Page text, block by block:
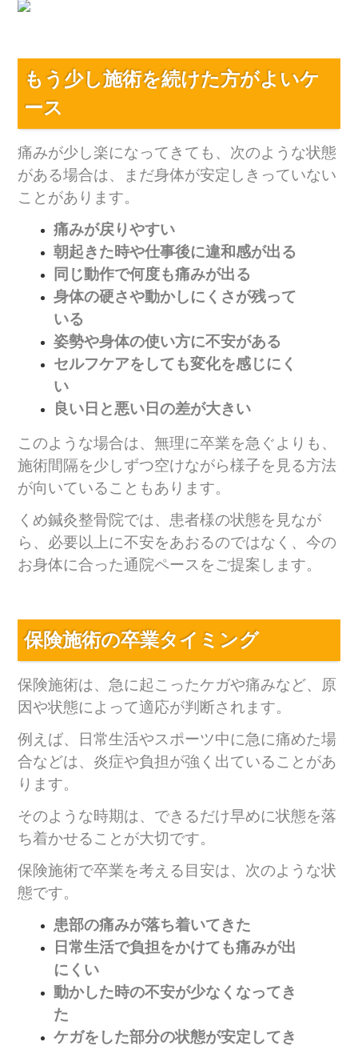
もう少し施術を続けた方がよいケ
ース
痛みが少し楽になってきても、次のような状態
がある場合は、まだ身体が安定しきっていない
ことがあります。
痛みが戻りやすい
朝起きた時や仕事後に違和感が出る
同じ動作で何度も痛みが出る
身体の硬さや動かしにくさが残って
いる
姿勢や身体の使い方に不安がある
セルフケアをしても変化を感じにく
い
良い日と悪い日の差が大きい
このような場合は、無理に卒業を急ぐよりも、
施術間隔を少しずつ空けながら様子を見る方法
が向いていることもあります。
くめ鍼灸整骨院では、患者様の状態を見なが
ら、必要以上に不安をあおるのではなく、今の
お身体に合った通院ペースをご提案します。
保険施術の卒業タイミング
保険施術は、急に起こったケガや痛みなど、原
因や状態によって適応が判断されます。
例えば、日常生活やスポーツ中に急に痛めた場
合などは、炎症や負担が強く出ていることがあ
ります。
そのような時期は、できるだけ早めに状態を落
ち着かせることが大切です。
保険施術で卒業を考える目安は、次のような状
態です。
患部の痛みが落ち着いてきた
日常生活で負担をかけても痛みが出
にくい
動かした時の不安が少なくなってき
た
ケガをした部分の状態が安定してき